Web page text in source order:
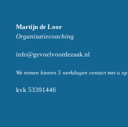
Martijn de Loor
Organisatiecoaching
info@gevoelvoordezaak.nl
We nemen binnen 5 werkdagen contact met u op
kvk 53391446